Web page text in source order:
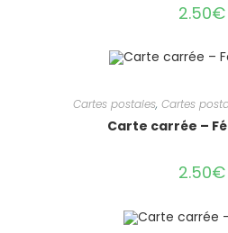
2.50€
Cartes postales, Cartes
Carte carrée –
2.50€